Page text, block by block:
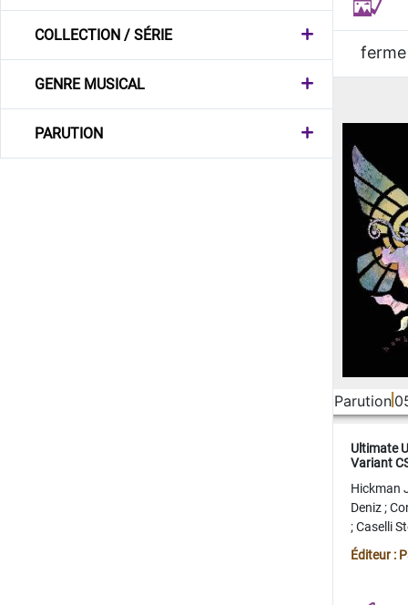
COLLECTION / SÉRIE
GENRE MUSICAL
PARUTION
ferme
Parution
Ultimate
Variant
Hickman
Deniz;
;Caselli
Juan
Éditeur :